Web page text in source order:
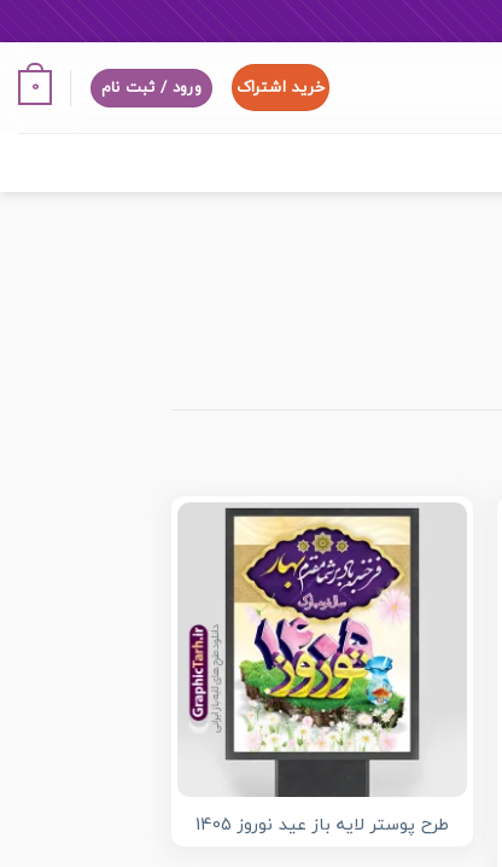
خرید اشتراک ورود / ثبت نام 0
طرح پوستر لایه باز عید نوروز 1405